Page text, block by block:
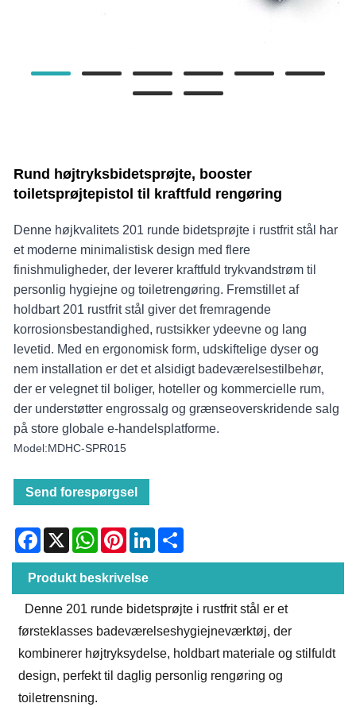
Rund højtryksbidetsprøjte, booster
toiletsprøjtepistol til kraftfuld rengøring
Denne højkvalitets 201 runde bidetsprøjte i rustfrit stål har
et moderne minimalistisk design med flere
finishmuligheder, der leverer kraftfuld trykvandstrøm til
personlig hygiejne og toiletrengøring. Fremstillet af
holdbart 201 rustfrit stål giver det fremragende
korrosionsbestandighed, rustsikker ydeevne og lang
levetid. Med en ergonomisk form, udskiftelige dyser og
nem installation er det et alsidigt badeværelsestilbehør,
der er velegnet til boliger, hoteller og kommercielle rum,
der understøtter engrossalg og grænseoverskridende salg
på store globale e-handelsplatforme.
Model:MDHC-SPR015
Send forespørgsel
Facebook
X WhatsAppPinterestLinkedIn
Produkt beskrivelse
Denne 201 runde bidetsprøjte i rustfrit stål er et
førsteklasses badeværelseshygiejneværktøj, der
kombinerer højtryksydelse, holdbart materiale og stilfuldt
design, perfekt til daglig personlig rengøring og
toiletrensning.